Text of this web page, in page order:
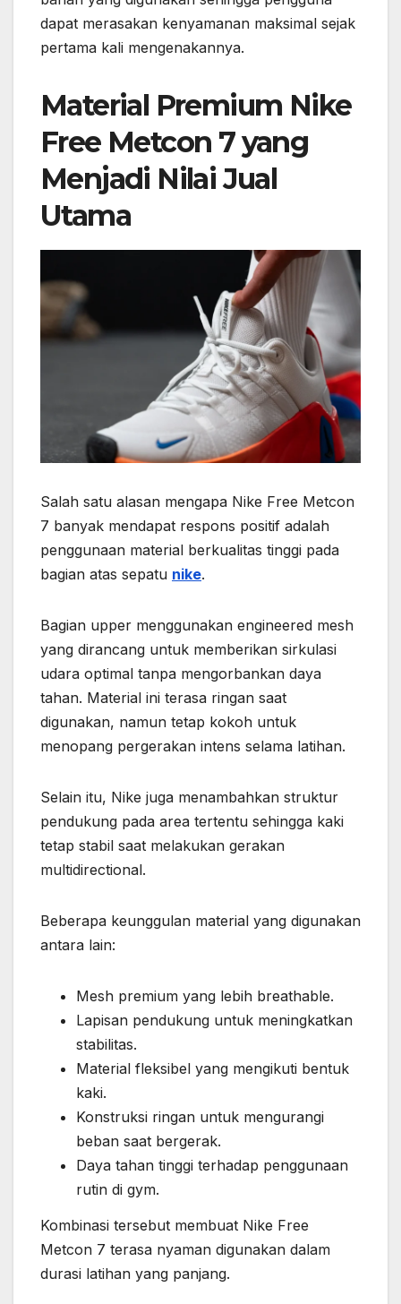
dapat merasakan kenyamanan maksimal sejak
pertama kali mengenakannya.
Material Premium Nike
Free Metcon 7 yang
Menjadi Nilai Jual
Utama
Salah satu alasan mengapa Nike Free Metcon
7 banyak mendapat respons positif adalah
penggunaan material berkualitas tinggi pada
bagian atas sepatu nike.
Bagian upper menggunakan engineered mesh
yang dirancang untuk memberikan sirkulasi
udara optimal tanpa mengorbankan daya
tahan. Material ini terasa ringan saat
digunakan, namun tetap kokoh untuk
menopang pergerakan intens selama latihan.
Selain itu, Nike juga menambahkan struktur
pendukung pada area tertentu sehingga kaki
tetap stabil saat melakukan gerakan
multidirectional.
Beberapa keunggulan material yang digunakan
antara lain:
Mesh premium yang lebih breathable.
Lapisan pendukung untuk meningkatkan
stabilitas.
Material fleksibel yang mengikuti bentuk
kaki.
Konstruksi ringan untuk mengurangi
beban saat bergerak.
Daya tahan tinggi terhadap penggunaan
rutin di gym.
Kombinasi tersebut membuat Nike Free
Metcon 7 terasa nyaman digunakan dalam
durasi latihan yang panjang.